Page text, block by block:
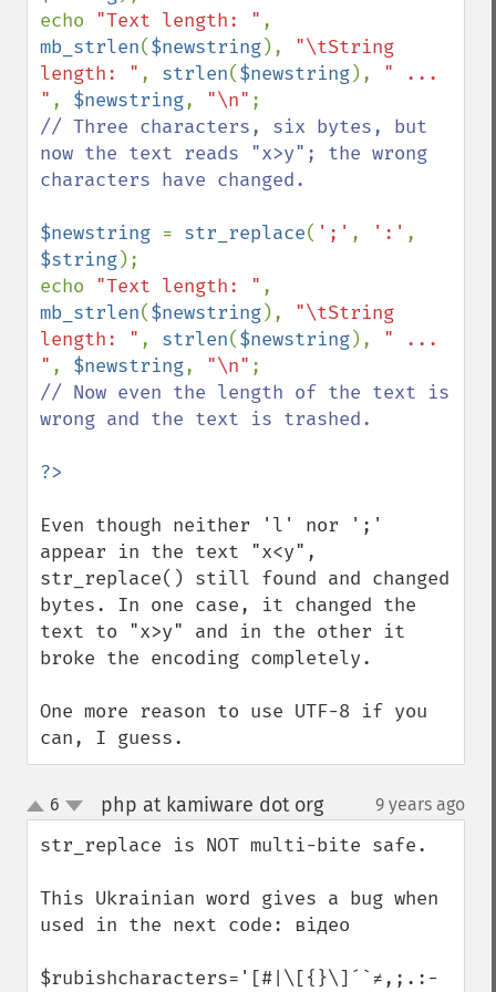
echo "Text length: "
mb_strlen($newstring), "\tString
length: " , strlen($newstring), " ...
" , $newstring, "\n"
// Three characters, six bytes, but
now the text reads "x>y"; the wrong
characters have changed.
$newstring = str_replace( ';' , ':'
$string);
echo "Text length: "
mb_strlen($newstring), "\tString
length: " , strlen($newstring), " ...
" , $newstring, "\n"
// Now even the length of the text is
wrong and the text is trashed.
Even though neither 'l' nor ';'
appear in the text "x<y",
str_replace() still found and changed
bytes. In one case, it changed the
text to "x>y" and in the other it
broke the encoding completely.
One more reason to use UTF-8 if you
can, I guess.
up
down
6 php at kamiware dot org¶ 9 years ago
str_replace is NOT multi-bite safe.
This Ukrainian word gives a bug when
used in the next code: відео
$rubishcharacters='[#|\[{}\]´`≠,;.:-